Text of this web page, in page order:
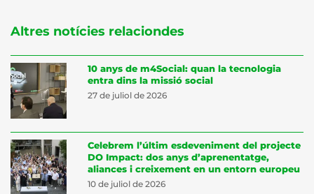
Altres notícies relaciondes
10 anys de m4Social: quan la tecnologia
entra dins la missió social
27 de juliol de 2026
Celebrem l’últim esdeveniment del projecte
DO Impact: dos anys d’aprenentatge,
aliances i creixement en un entorn europeu
10 de juliol de 2026